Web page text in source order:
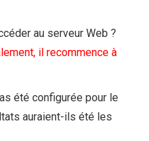
au serveur Web ?
il recommence à
été configurée pour le
auraient-ils été les